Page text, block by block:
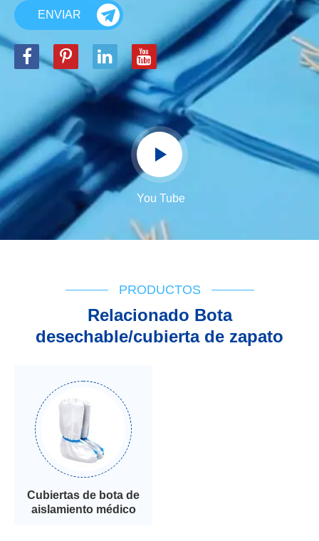
ENVIAR
You Tube
PRODUCTOS
Relacionado Bota
desechable/cubierta de zapato
Cubiertas de bota de
aislamiento médico